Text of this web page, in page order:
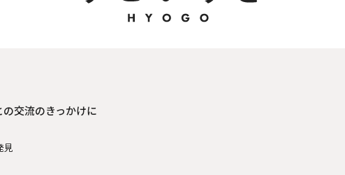
交流のきっかけに
見